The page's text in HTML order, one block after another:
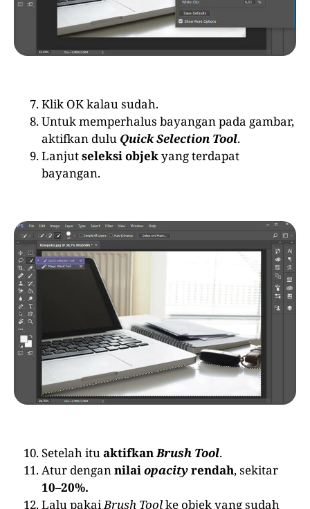
Klik OK kalau sudah.
Untuk memperhalus bayangan pada gambar,
aktifkan dulu Quick Selection Tool.
Lanjutseleksi objekyang terdapat
bayangan.
Setelah ituaktifkanBrush Tool.
Atur dengannilaiopacityrendah, sekitar
10–20%.
Lalu pakaiBrush Toolke objek yang sudah